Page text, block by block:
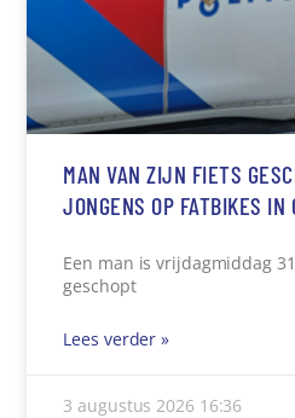
MAN VAN ZIJN FIETS
JONGENS OP FATBIKES IN
Een man is vrijdagmiddag
geschopt
Lees verder »
3 augustus 2026 16:36